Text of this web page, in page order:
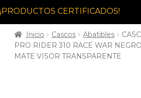
¡PRODUCTOS CERTIFICADOS!
Inicio Cascos Abatibles
PRO RIDER 310 RACE WAR
MATE VISOR TRANSPARENTE